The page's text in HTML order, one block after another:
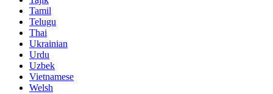
Tamil
Telugu
Thai
Ukrainian
Urdu
Uzbek
Vietnamese
Welsh